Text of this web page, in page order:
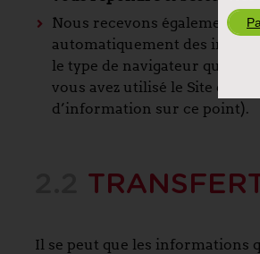
Nous recevons également
automatiquement des
le type de navigateur que
vous avez utilisé le Site et
d’information sur ce point).
Il se peut que les informations